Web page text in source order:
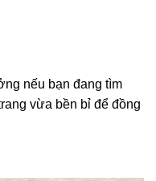
nếu bạn đang tìm
vừa bền bỉ để đồng